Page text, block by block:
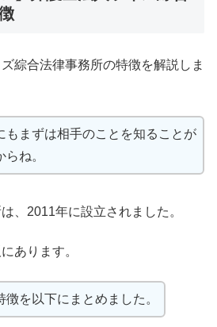
綜合法律事務所の特徴を解説しま
もまずは相手のことを知ることが
ね。
、2011年に設立されました。
あります。
徴を以下にまとめました。